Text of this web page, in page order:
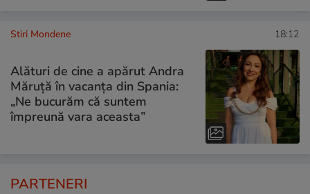
Stiri Mondene 18:12
Alături de cine a apărut Andra
Măruță în vacanța din Spania:
„Ne bucurăm că suntem
împreună vara aceasta”
PARTENERI